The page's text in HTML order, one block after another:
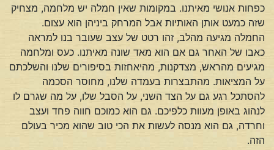
כפחות אנושי מאיתנו. במקומות שאין חמלה יש מלחמה, מצחיק
שזה כמעט אותן האותיות אבל המרחק ביניהן הוא עצום.
החמלה מגיעה מהלב, זהו רטט של עצב שעובר בנו למראה
כאבו של האחר גם אם הוא מאד שונה מאיתנו. כעס ומלחמה
מגיעים מהראש, מצדקנות, מהיאחזות בסיפורים שלנו והשלכתם
על המציאות. מהתבצרות בעמדה שלנו, מחוסר הסכמה
להסתכל רגע גם על הצד השני, על הסבל שלו, על מה שגרם לו
לנהוג באופן מעוות כלפיכם. גם הוא כמוכם חווה פחד ועצב
וחרדה, גם הוא מנסה לעשות את הכי טוב שהוא מכיר בעולם
הזה.